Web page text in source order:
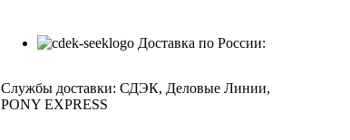
Доставка по России:
Службы доставки: СДЭК, Деловые Линии,
PONY EXPRESS